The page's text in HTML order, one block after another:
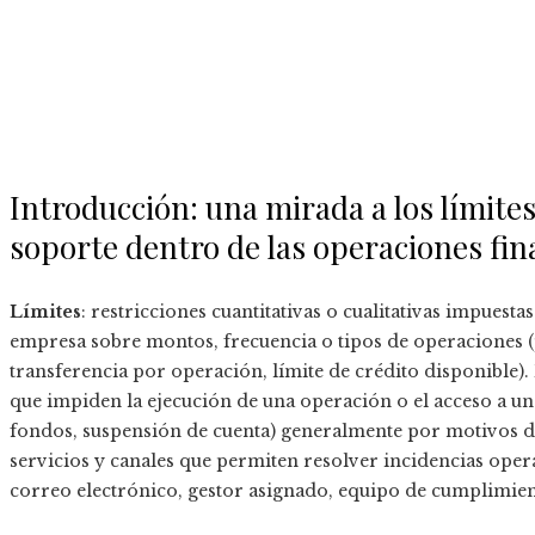
Introducción: una mirada a los
soporte dentro de las operaciones
Límites: restricciones cuantitativas o cualitativas
empresa sobre montos, frecuencia o tipos de
transferencia por operación, límite de crédito disponible).
que impiden la ejecución de una operación o el acceso a
fondos, suspensión de cuenta) generalmente por
servicios y canales que permiten resolver incidencias
correo electrónico, gestor asignado, equipo de